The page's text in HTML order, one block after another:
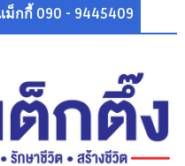
กกี้ 090 - 9445409